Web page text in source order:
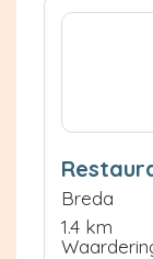
Breda
1.4 km